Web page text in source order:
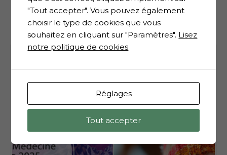
Billets semblables
"Tout accepter". Vous pouvez également
choisir le type de cookies que vous
souhaitez en cliquant sur "Paramètres". Lisez
notre politique de cookies
Réglages
Tout accepter